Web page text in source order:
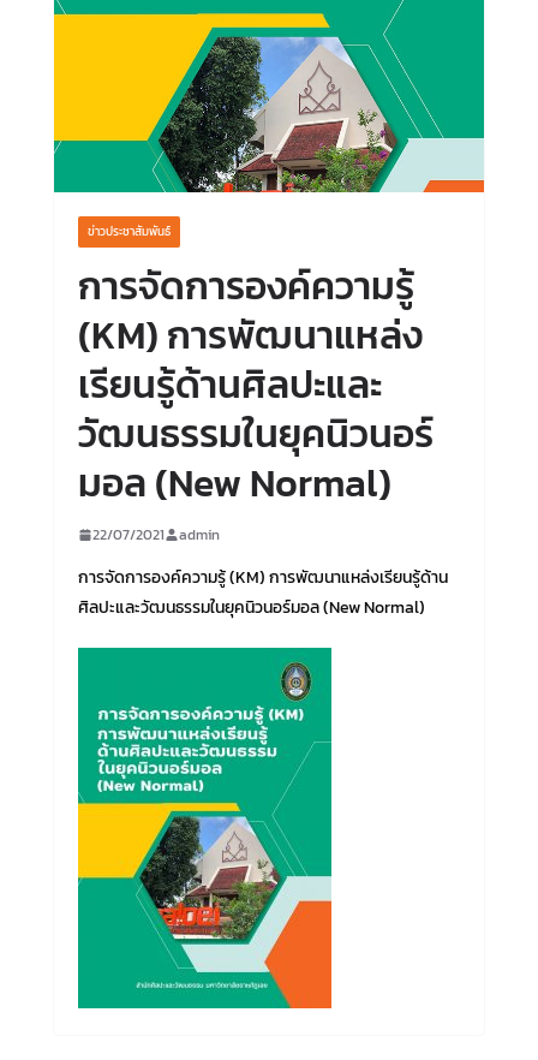
ข่าวประชาสัมพันธ์
การจัดการองค์ความรู้
(KM) การพัฒนาแหล่ง
เรียนรู้ด้านศิลปะและ
วัฒนธรรมในยุคนิวนอร์
มอล (New Normal)
22/07/2021 admin
การจัดการองค์ความรู้ (KM) การพัฒนาแหล่งเรียนรู้ด้าน
ศิลปะและวัฒนธรรมในยุคนิวนอร์มอล (New Normal)